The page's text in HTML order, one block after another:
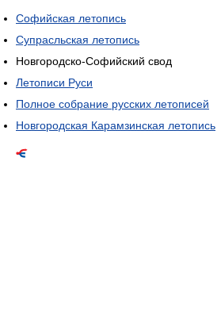
Софийская летопись
Супрасльская летопись
Новгородско-Софийский свод
Летописи Руси
Полное собрание русских летописей
Новгородская Карамзинская летопись